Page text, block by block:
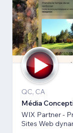
QC, CA
Média
WIX Partner -
Sites Web